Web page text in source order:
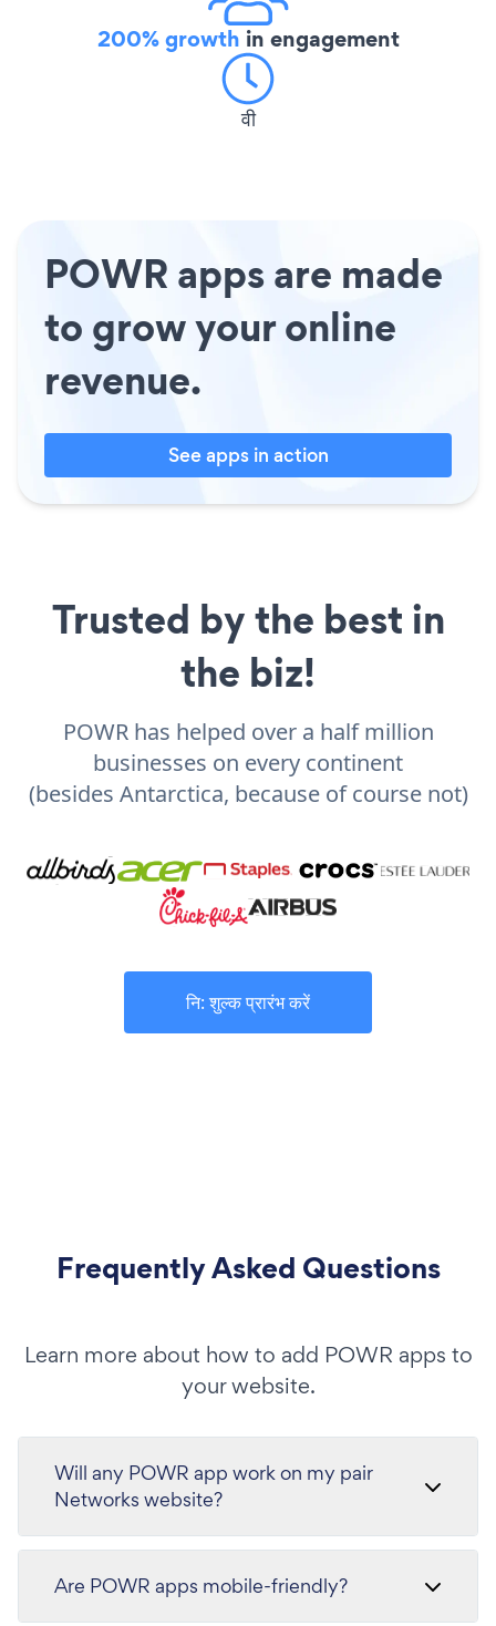
200% growth in engagement
वी
POWR apps are made
to grow your online
revenue.
See apps in action
Trusted by the best in
the biz!
POWR has helped over a half million
businesses on every continent
(besides Antarctica, because of course not)
नि: शुल्क प्रारंभ करें
Frequently Asked Questions
Learn more about how to add POWR apps to
your website.
Will any POWR app work on my pair
Networks website?
Are POWR apps mobile-friendly?